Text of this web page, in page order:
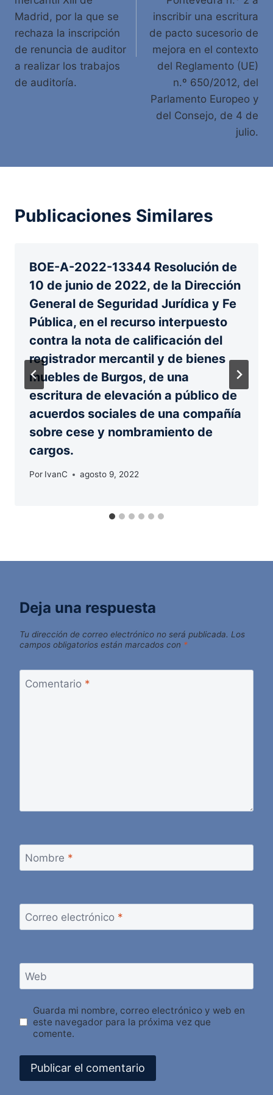
Madrid, por la que se
rechaza la inscripción
de renuncia de auditor
a realizar los trabajos
de auditoría.
inscribir una escritura
de pacto sucesorio de
mejora en el contexto
del Reglamento (UE)
n.º 650/2012, del
Parlamento Europeo y
del Consejo, de 4 de
julio.
Publicaciones Similares
BOE-A-2022-13344 Resolución de
10 de junio de 2022, de la Dirección
General de Seguridad Jurídica y Fe
Pública, en el recurso interpuesto
contra la nota de calificación del
registrador mercantil y de bienes
muebles de Burgos, de una
escritura de elevación a público de
acuerdos sociales de una compañía
sobre cese y nombramiento de
cargos.
Por IvanC agosto 9, 2022
Deja una respuesta
Tu dirección de correo electrónico no será publicada. Los
campos obligatorios están marcados con *
Comentario *
Nombre *
Correo electrónico *
Web
Guarda mi nombre, correo electrónico y web en
este navegador para la próxima vez que
comente.